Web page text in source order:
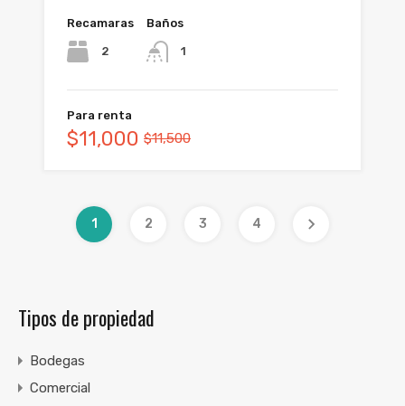
Recamaras
2
Baños
1
Para renta
$11,000 $11,500
1 2 3 4
Tipos de propiedad
Bodegas
Comercial